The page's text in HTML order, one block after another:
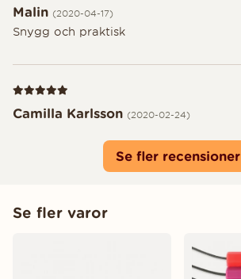
Malin (2020-04-17)
Snygg och praktisk
Recension 5 av 5
Camilla Karlsson (2020-02-24)
Se fler recensioner
Se fler varor